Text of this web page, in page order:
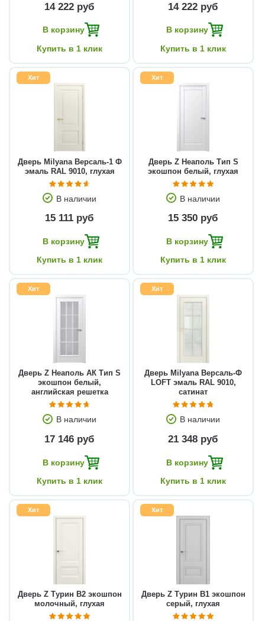
14 222 руб
В корзину
Купить в 1 клик
14 222 руб
В корзину
Купить в 1 клик
Хит
Дверь Milyana Версаль-1 Ф
эмаль RAL 9010, глухая
В наличии
15 111 руб
В корзину
Купить в 1 клик
Хит
Дверь Z Неаполь Тип S
экошпон белый, глухая
В наличии
15 350 руб
В корзину
Купить в 1 клик
Хит
Дверь Z Неаполь АК Тип S
экошпон белый,
английская решетка
В наличии
17 146 руб
В корзину
Купить в 1 клик
Хит
Дверь Milyana Версаль-Ф
LOFT эмаль RAL 9010,
сатинат
В наличии
21 348 руб
В корзину
Купить в 1 клик
Хит
Дверь Z Турин В2 экошпон
молочный, глухая
Хит
Дверь Z Турин В1 экошпон
серый, глухая